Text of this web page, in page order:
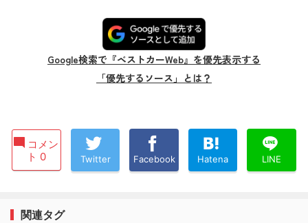
Google検索で『ベストカーWeb』を優先表示する
「優先するソース」とは？
コメン
ト 0
Twitter Facebook Hatena LINE
関連タグ